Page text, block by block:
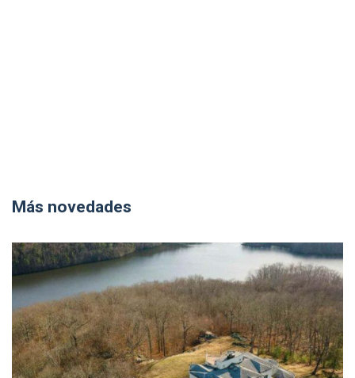
Más novedades